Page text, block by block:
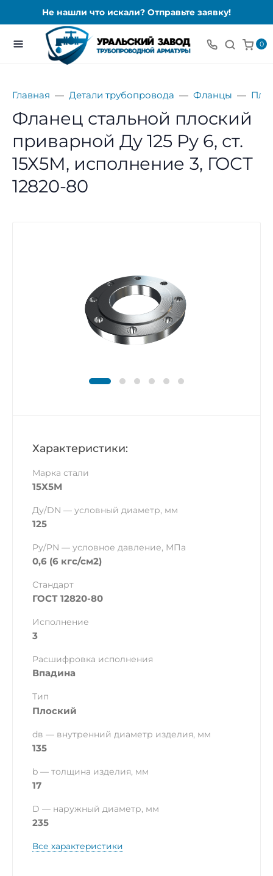
Не нашли что искали? Отправьте заявку!
0
Главная Детали трубопровода Фланцы
Фланец стальной плоский
приварной Ду 125 Ру 6, ст.
15Х5М, исполнение 3, ГОСТ
12820-80
Характеристики:
Марка стали
15Х5М
Ду/DN — условный диаметр, мм
125
Ру/PN — условное давление, МПа
0,6 (6 кгс/см2)
Стандарт
ГОСТ 12820-80
Исполнение
3
Расшифровка исполнения
Впадина
Тип
Плоский
dв — внутренний диаметр изделия, мм
135
b — толщина изделия, мм
17
D — наружный диаметр, мм
235
Все характеристики